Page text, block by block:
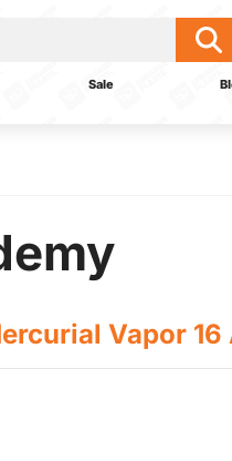
Sale
Vapor 16